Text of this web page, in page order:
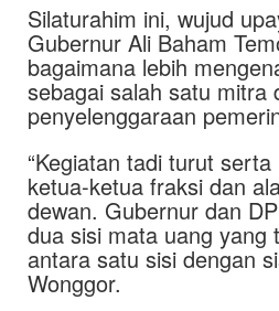
Silaturahim ini, wujud
Gubernur Ali Baham
bagaimana lebih
sebagai salah satu mitra
penyelenggaraan
“Kegiatan tadi turut
ketua-ketua fraksi dan
dewan. Gubernur dan
dua sisi mata uang yang
antara satu sisi dengan
Wonggor.